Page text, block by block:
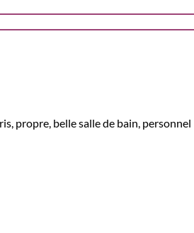
propre, belle salle de bain, personnel